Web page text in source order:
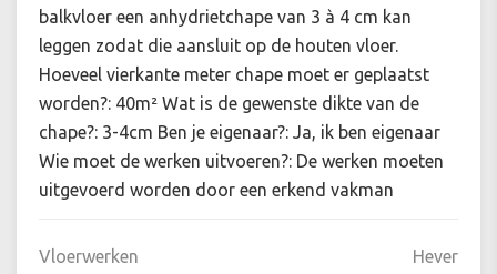
balkvloer een anhydrietchape van 3 à 4 cm kan
leggen zodat die aansluit op de houten vloer.
Hoeveel vierkante meter chape moet er geplaatst
worden?: 40m² Wat is de gewenste dikte van de
chape?: 3-4cm Ben je eigenaar?: Ja, ik ben eigenaar
Wie moet de werken uitvoeren?: De werken moeten
uitgevoerd worden door een erkend vakman
Vloerwerken Hever